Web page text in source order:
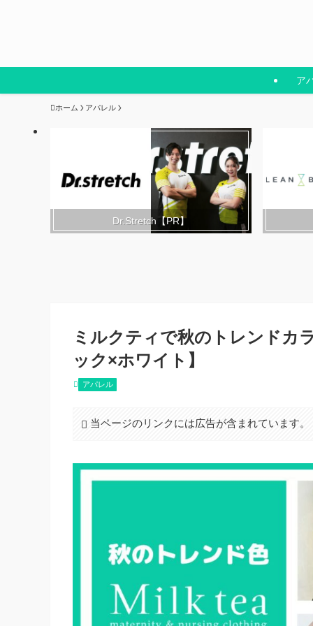
ア
ホーム アパレル
Dr.Stretch【PR】
ミルクティで秋のトレンドカ
ック×ホワイト】
アパレル
当ページのリンクには広告が含まれています。